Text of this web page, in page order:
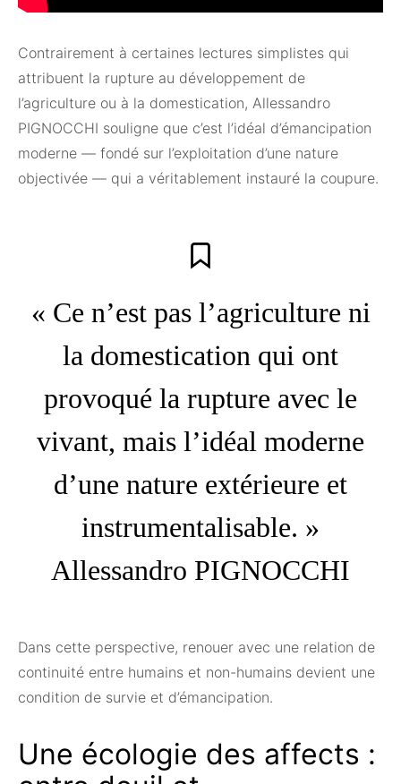
Contrairement à certaines lectures simplistes qui
attribuent la rupture au développement de
l’agriculture ou à la domestication, Allessandro
PIGNOCCHI souligne que c’est l’idéal d’émancipation
moderne — fondé sur l’exploitation d’une nature
objectivée — qui a véritablement instauré la coupure.
« Ce n’est pas l’agriculture ni
la domestication qui ont
provoqué la rupture avec le
vivant, mais l’idéal moderne
d’une nature extérieure et
instrumentalisable. »
Allessandro PIGNOCCHI
Dans cette perspective, renouer avec une relation de
continuité entre humains et non-humains devient une
condition de survie et d’émancipation.
Une écologie des affects :